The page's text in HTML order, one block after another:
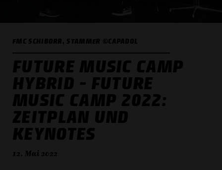
FMC SCHIBORR, STAMMER ©CAPADOL
FUTURE MUSIC CAMP
HYBRID - FUTURE
MUSIC CAMP 2022:
ZEITPLAN UND
KEYNOTES
12. Mai 2022